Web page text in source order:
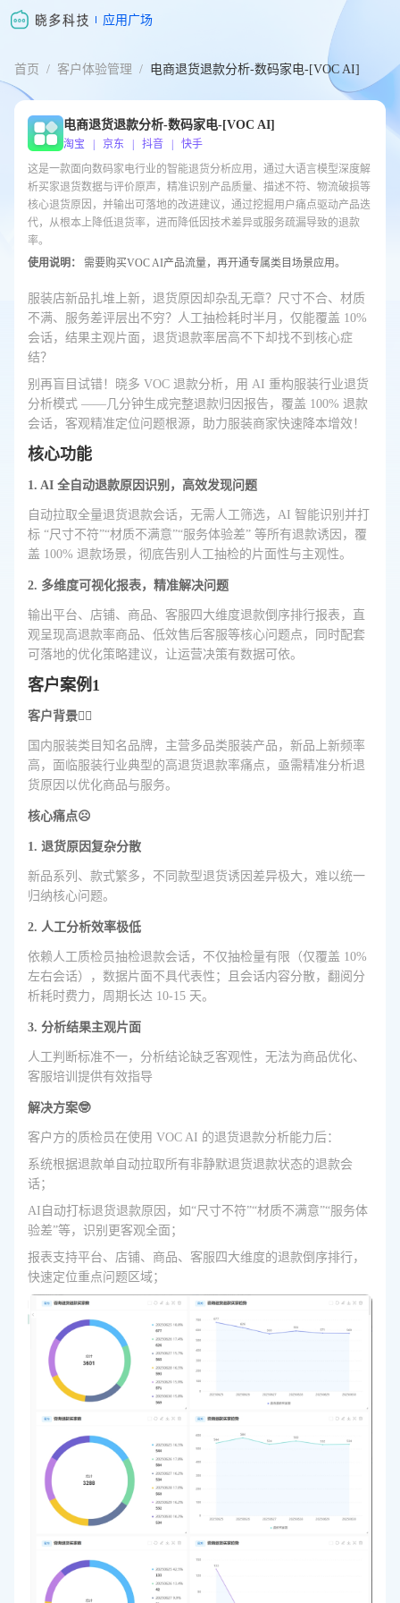
应用广场
首页 / 客户体验管理 / 电商退货退款分析-数码家电-[VOC AI]
电商退货退款分析-数码家电-[VOC AI]
淘宝 | 京东 | 抖音 | 快手
这是一款面向数码家电行业的智能退货分析应用，通过大语言模型深度解
析买家退货数据与评价原声，精准识别产品质量、描述不符、物流破损等
核心退货原因，并输出可落地的改进建议，通过挖掘用户痛点驱动产品迭
代，从根本上降低退货率，进而降低因技术差异或服务疏漏导致的退款
率。
使用说明：
需要购买VOC AI产品流量，再开通专属类目场景应用。
服装店新品扎堆上新，退货原因却杂乱无章？尺寸不合、材质
不满、服务差评层出不穷？人工抽检耗时半月，仅能覆盖 10%
会话，结果主观片面，退货退款率居高不下却找不到核心症
结？
别再盲目试错！晓多 VOC 退款分析，用 AI 重构服装行业退货
分析模式 ——几分钟生成完整退款归因报告，覆盖 100% 退款
会话，客观精准定位问题根源，助力服装商家快速降本增效！
核心功能
1. AI 全自动退款原因识别，高效发现问题
自动拉取全量退货退款会话，无需人工筛选，AI 智能识别并打
标 “尺寸不符”“材质不满意”“服务体验差” 等所有退款诱因，覆
盖 100% 退款场景，彻底告别人工抽检的片面性与主观性。
2. 多维度可视化报表，精准解决问题
输出平台、店铺、商品、客服四大维度退款倒序排行报表，直
观呈现高退款率商品、低效售后客服等核心问题点，同时配套
可落地的优化策略建议，让运营决策有数据可依。
客户案例1
客户背景🤷‍♂️
国内服装类目知名品牌，主营多品类服装产品，新品上新频率
高，面临服装行业典型的高退货退款率痛点，亟需精准分析退
货原因以优化商品与服务。
核心痛点☹️
1. 退货原因复杂分散
新品系列、款式繁多，不同款型退货诱因差异极大，难以统一
归纳核心问题。
2. 人工分析效率极低
依赖人工质检员抽检退款会话，不仅抽检量有限（仅覆盖 10%
左右会话），数据片面不具代表性；且会话内容分散，翻阅分
析耗时费力，周期长达 10-15 天。
3. 分析结果主观片面
人工判断标准不一，分析结论缺乏客观性，无法为商品优化、
客服培训提供有效指导
解决方案🤓
客户方的质检员在使用 VOC AI 的退货退款分析能力后：
系统根据退款单自动拉取所有非静默退货退款状态的退款会
话；
AI自动打标退货退款原因，如“尺寸不符”“材质不满意”“服务体
验差”等，识别更客观全面；
报表支持平台、店铺、商品、客服四大维度的退款倒序排行，
快速定位重点问题区域；